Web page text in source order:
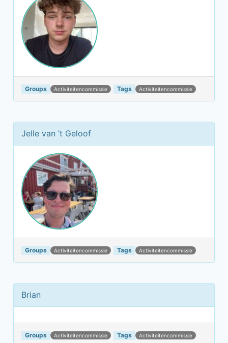
Groups Activiteitencommissie Tags Activiteitencommissie
Jelle van ’t Geloof
Groups Activiteitencommissie Tags Activiteitencommissie
Brian
Groups Activiteitencommissie Tags Activiteitencommissie